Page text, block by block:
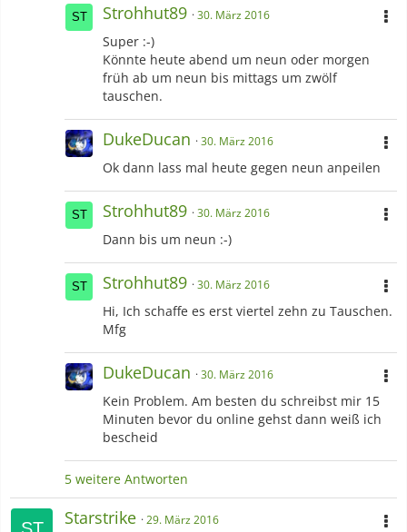
Strohhut89 30. März 2016
Super :-)
Könnte heute abend um neun oder morgen
früh ab um neun bis mittags um zwölf
tauschen.
DukeDucan 30. März 2016
Ok dann lass mal heute gegen neun anpeilen
Strohhut89 30. März 2016
Dann bis um neun :-)
Strohhut89 30. März 2016
Hi, Ich schaffe es erst viertel zehn zu Tauschen.
Mfg
DukeDucan 30. März 2016
Kein Problem. Am besten du schreibst mir 15
Minuten bevor du online gehst dann weiß ich
bescheid
5 weitere Antworten
Starstrike 29. März 2016